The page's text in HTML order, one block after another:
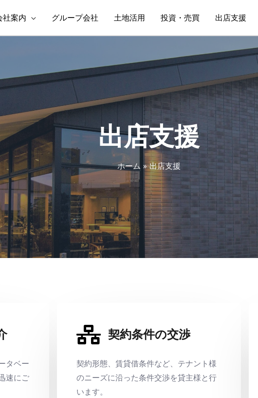
社案内 グループ会社 土地活用 投資・売買 出店支援
出店支援
ホーム 出店支援
タベー
速にご
契約条件の交渉
契約形態、賃貸借条件など、テナント様
のニーズに沿った条件交渉を貸主様と行
います。